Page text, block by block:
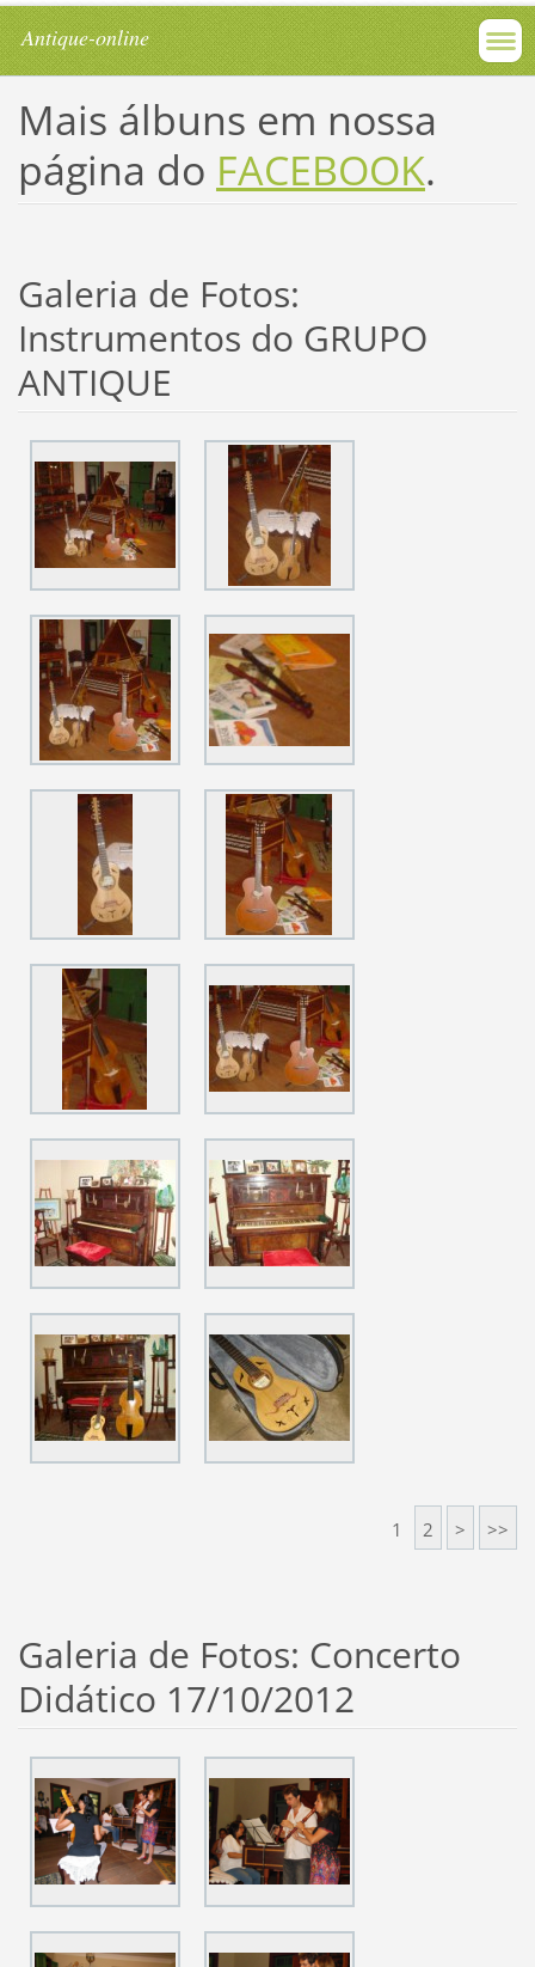
Antique-online
Mais álbuns em nossa
página do FACEBOOK.
Galeria de Fotos:
Instrumentos do GRUPO
ANTIQUE
1 2 > >>
Galeria de Fotos: Concerto
Didático 17/10/2012